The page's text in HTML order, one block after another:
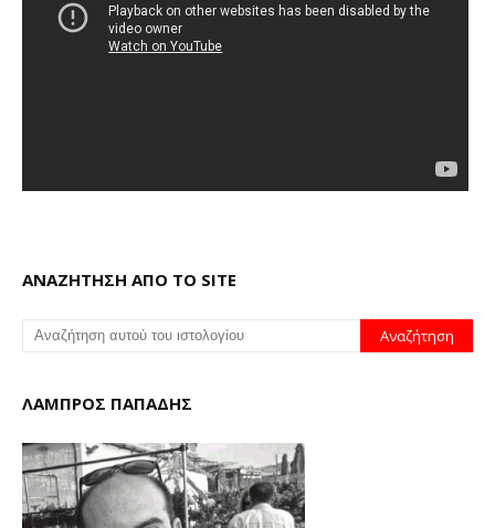
ΑΝΑΖΗΤΗΣΗ ΑΠΟ ΤΟ SITE
ΛΑΜΠΡΟΣ ΠΑΠΑΔΗΣ